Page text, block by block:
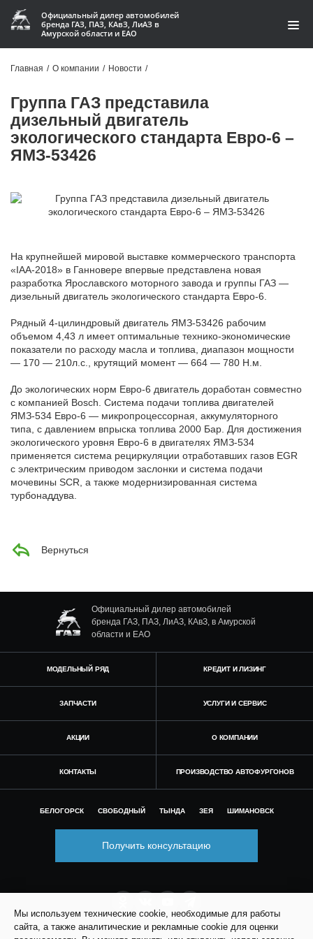
Официальный дилер автомобилей
бренда ГАЗ, ПАЗ, КАвЗ, ЛиАЗ в
Амурской области и ЕАО
Запчасти
Услуги и сервис
О компании
Контакты
Производство автофургонов
Автомобили
+7 (4162) 22-95-09
Запчасти
+7 (4162) 22-95-79
Сервисный центр
+7 (4162) 22–95–69
График работы: ПН-ПТ с 8.30 до 18.00 (+6 по МСК)
График работы сервис: ПН-СБ с 8.30 до 20.00
Главная / О компании / Новости /
Группа ГАЗ представила
дизельный двигатель
экологического стандарта Евро-6 –
ЯМЗ-53426
На крупнейшей мировой выставке коммерческого транспорта
«IAA-2018» в Ганновере впервые представлена новая
разработка Ярославского моторного завода и группы ГАЗ —
дизельный двигатель экологического стандарта Евро-6.
Рядный 4-цилиндровый двигатель ЯМЗ-53426 рабочим
объемом 4,43 л имеет оптимальные технико-экономические
показатели по расходу масла и топлива, диапазон мощности
— 170 — 210л.с., крутящий момент — 664 — 780 Н.м.
До экологических норм Евро-6 двигатель доработан совместно
с компанией Bosch. Система подачи топлива двигателей
ЯМЗ-534 Евро-6 — микропроцессорная, аккумуляторного
типа, с давлением впрыска топлива 2000 Бар. Для достижения
экологического уровня Евро-6 в двигателях ЯМЗ-534
применяется система рециркуляции отработавших газов EGR
с электрическим приводом заслонки и система подачи
мочевины SCR, а также модернизированная система
турбонаддува.
Вернуться
Официальный дилер автомобилей
бренда ГАЗ, ПАЗ, ЛиАЗ, КАвЗ, в Амурской
области и ЕАО
МОДЕЛЬНЫЙ РЯД КРЕДИТ И ЛИЗИНГ
ЗАПЧАСТИ УСЛУГИ И СЕРВИС
АКЦИИ О КОМПАНИИ
КОНТАКТЫ ПРОИЗВОДСТВО АВТОФУРГОНОВ
БЕЛОГОРСК СВОБОДНЫЙ ТЫНДА ЗЕЯ ШИМАНОВСК
Получить консультацию
Мы используем технические cookie, необходимые для работы
сайта, а также аналитические и рекламные cookie для оценки